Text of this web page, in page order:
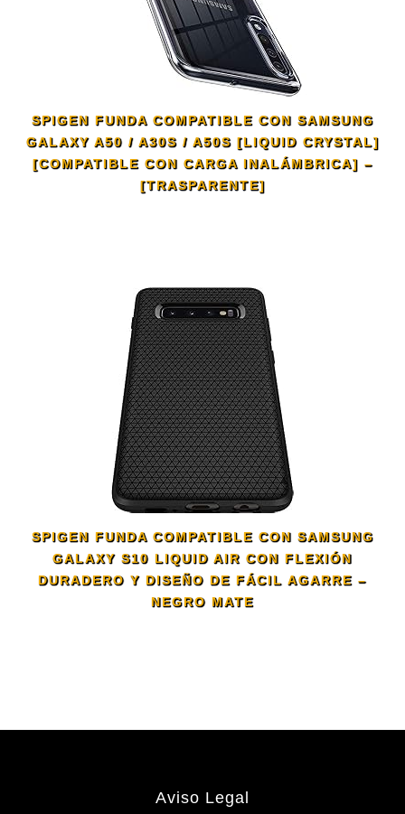
SPIGEN FUNDA COMPATIBLE CON SAMSUNG
GALAXY A50 / A30S / A50S [LIQUID CRYSTAL]
[COMPATIBLE CON CARGA INALÁMBRICA] –
[TRASPARENTE]
SPIGEN FUNDA COMPATIBLE CON SAMSUNG
GALAXY S10 LIQUID AIR CON FLEXIÓN
DURADERO Y DISEÑO DE FÁCIL AGARRE –
NEGRO MATE
Aviso Legal